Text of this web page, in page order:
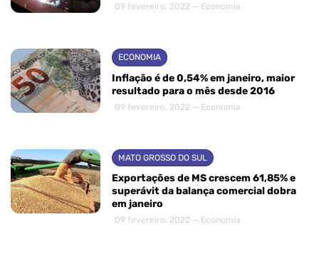
09 fevereiro, 2022 — Economia
ECONOMIA
Inflação é de 0,54% em janeiro, maior
resultado para o mês desde 2016
09 fevereiro, 2022 — Economia
MATO GROSSO DO SUL
Exportações de MS crescem 61,85% e
superávit da balança comercial dobra
em janeiro
09 fevereiro, 2022 — Economia